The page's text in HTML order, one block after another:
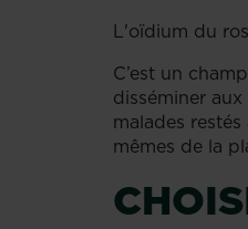
L'oïdium du
C’est un
disséminer
malades
mêmes de la